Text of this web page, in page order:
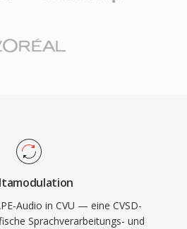
Audio in CVU — eine CVSD-
Sprachverarbeitungs- und